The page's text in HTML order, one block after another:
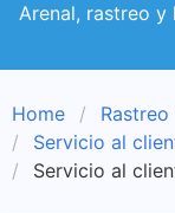
Arenal, rastreo y
Home
Servicio al
Servicio al